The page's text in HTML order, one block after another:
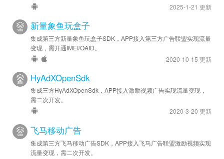
2025-1-21 更新
新量象鱼玩盒子
集成第三方新量象鱼玩盒子SDK，APP接入第三方广告联盟实现流量
变现，需开通IMEI/OAID。
2020-10-15 更新
HyAdXOpenSdk
集成三方HyAdXOpenSdk，APP接入激励视频广告实现流量变现，
需二次开发。
2020-3-20 更新
飞马移动广告
集成第三方飞马移动广告SDK，APP接入飞马广告联盟激励视频实现
流量变现，需二次开发。